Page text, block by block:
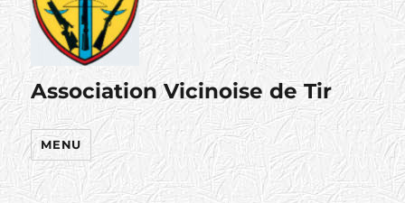
Association Vicinoise de Tir
MENU